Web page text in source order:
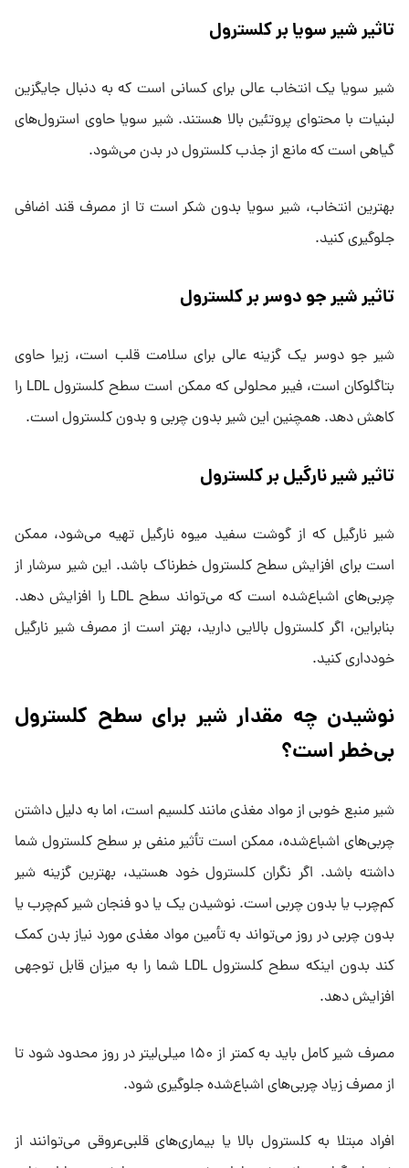
تاثیر شیر سویا بر کلسترول
شیر سویا یک انتخاب عالی برای کسانی است که به دنبال جایگزین
لبنیات با محتوای پروتئین بالا هستند. شیر سویا حاوی استرول‌های
گیاهی است که مانع از جذب کلسترول در بدن می‌شود.
بهترین انتخاب، شیر سویا بدون شکر است تا از مصرف قند اضافی
جلوگیری کنید.
تاثیر شیر جو دوسر بر کلسترول
شیر جو دوسر یک گزینه عالی برای سلامت قلب است، زیرا حاوی
بتاگلوکان است، فیبر محلولی که ممکن است سطح کلسترول LDL را
کاهش دهد. همچنین این شیر بدون چربی و بدون کلسترول است.
تاثیر شیر نارگیل بر کلسترول
شیر نارگیل که از گوشت سفید میوه نارگیل تهیه می‌شود، ممکن
است برای افزایش سطح کلسترول خطرناک باشد. این شیر سرشار از
چربی‌های اشباع‌شده است که می‌تواند سطح LDL را افزایش دهد.
بنابراین، اگر کلسترول بالایی دارید، بهتر است از مصرف شیر نارگیل
خودداری کنید.
نوشیدن چه مقدار شیر برای سطح کلسترول
بی‌خطر است؟
شیر منبع خوبی از مواد مغذی مانند کلسیم است، اما به دلیل داشتن
چربی‌های اشباع‌شده، ممکن است تأثیر منفی بر سطح کلسترول شما
داشته باشد. اگر نگران کلسترول خود هستید، بهترین گزینه شیر
کم‌چرب یا بدون چربی است. نوشیدن یک یا دو فنجان شیر کم‌چرب یا
بدون چربی در روز می‌تواند به تأمین مواد مغذی مورد نیاز بدن کمک
کند بدون اینکه سطح کلسترول LDL شما را به میزان قابل توجهی
افزایش دهد.
مصرف شیر کامل باید به کمتر از ۱۵۰ میلی‌لیتر در روز محدود شود تا
از مصرف زیاد چربی‌های اشباع‌شده جلوگیری شود.
افراد مبتلا به کلسترول بالا یا بیماری‌های قلبی‌عروقی می‌توانند از